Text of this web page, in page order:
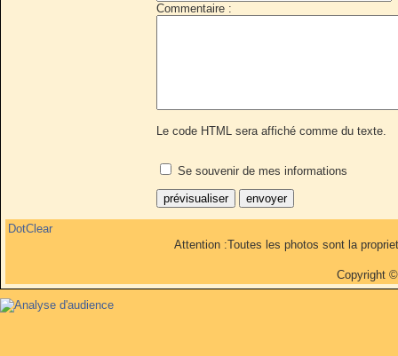
Commentaire :
Le code HTML sera affiché comme du texte.
Se souvenir de mes informations
DotClear
Attention :Toutes les photos sont la
Copyright